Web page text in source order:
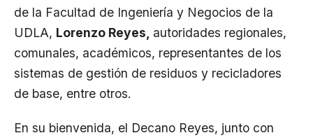
de la Facultad de Ingeniería y Negocios de la
UDLA, Lorenzo Reyes, autoridades regionales,
comunales, académicos, representantes de los
sistemas de gestión de residuos y recicladores
de base, entre otros.
En su bienvenida, el Decano Reyes, junto con